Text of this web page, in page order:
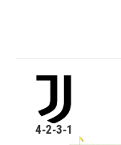
4-2-3-1